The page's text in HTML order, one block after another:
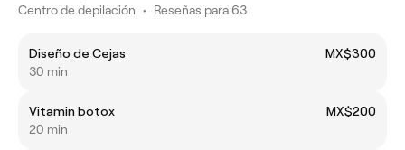
Centro de depilación • Reseñas para 63
Diseño de Cejas
MX$300
30 min
Vitamin botox
MX$200
20 min